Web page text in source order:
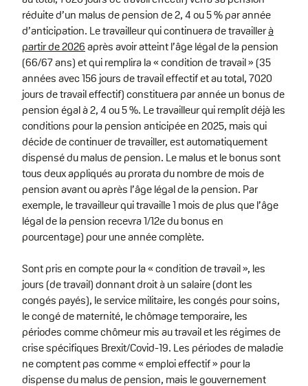
réduite d’un malus de pension de 2, 4 ou 5 % par année
d’anticipation. Le travailleur qui continuera de travaillerà
partir de 2026après avoir atteint l’âge légal de la pension
(66/67 ans) et qui remplira la « condition de travail » (35
années avec 156 jours de travail effectif et au total, 7020
jours de travail effectif) constituera par année un bonus de
pension égal à 2, 4 ou 5 %. Le travailleur qui remplit déjà les
conditions pour la pension anticipée en 2025, mais qui
décide de continuer de travailler, est automatiquement
dispensé du malus de pension. Le malus et le bonus sont
tous deux appliqués au prorata du nombre de mois de
pension avant ou après l’âge légal de la pension. Par
exemple, le travailleur qui travaille 1 mois de plus que l’âge
légal de la pension recevra 1/12e du bonus en
pourcentage) pour une année complète.
Sont pris en compte pour la « condition de travail », les
jours (de travail) donnant droit à un salaire (dont les
congés payés), le service militaire, les congés pour soins,
le congé de maternité, le chômage temporaire, les
périodes comme chômeur mis au travail et les régimes de
crise spécifiques Brexit/Covid-19. Les périodes de maladie
ne comptent pas comme « emploi effectif » pour la
dispense du malus de pension, mais le gouvernement